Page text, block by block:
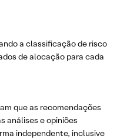
a classificação de risco
de alocação para cada
que as recomendações
análises e opiniões
independente, inclusive